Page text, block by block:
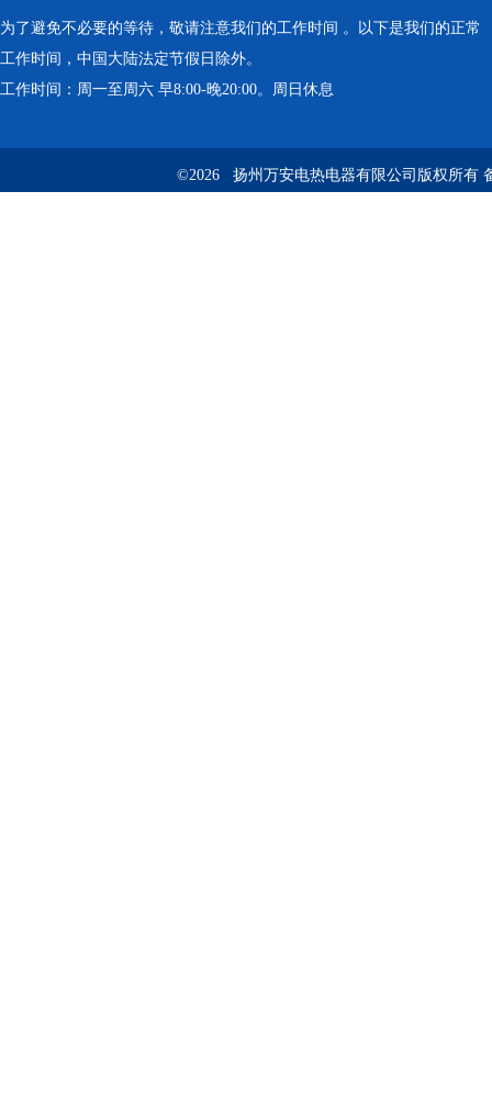
为了避免不必要的等待，敬请注意我们的工作时间 。以下是我们的正常
工作时间，中国大陆法定节假日除外。
工作时间：周一至周六 早8:00-晚20:00。周日休息
©2026 扬州万安电热电器有限公司版权所有